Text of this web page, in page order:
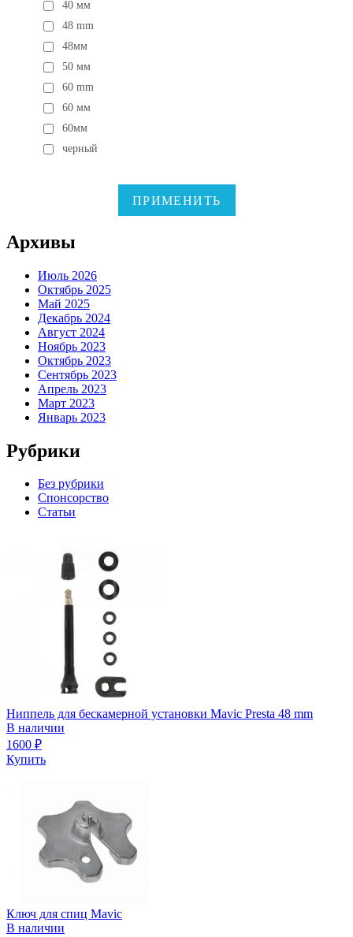
40 мм
48 mm
48мм
50 мм
60 mm
60 мм
60мм
черный
ПРИМЕНИТЬ
Архивы
Июль 2026
Октябрь 2025
Май 2025
Декабрь 2024
Август 2024
Ноябрь 2023
Октябрь 2023
Сентябрь 2023
Апрель 2023
Март 2023
Январь 2023
Рубрики
Без рубрики
Спонсорство
Статьи
Ниппель для бескамерной установки Mavic Presta 48 mm
В наличии
1600 ₽
Купить
Ключ для спиц Mavic
В наличии